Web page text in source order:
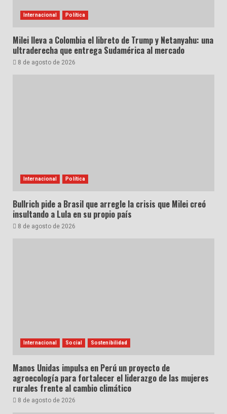
Internacional Política
Milei lleva a Colombia el libreto de Trump y Netanyahu: una
ultraderecha que entrega Sudamérica al mercado
8 de agosto de 2026
Internacional Política
Bullrich pide a Brasil que arregle la crisis que Milei creó
insultando a Lula en su propio país
8 de agosto de 2026
Internacional Social Sostenibilidad
Manos Unidas impulsa en Perú un proyecto de
agroecología para fortalecer el liderazgo de las mujeres
rurales frente al cambio climático
8 de agosto de 2026